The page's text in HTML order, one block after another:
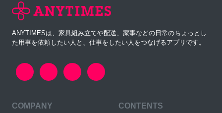
ANYTIMESは、家具組み立てや配送、家事などの日常のちょっとし
た用事を依頼したい人と、仕事をしたい人をつなげるアプリです。
COMPANY CONTENTS